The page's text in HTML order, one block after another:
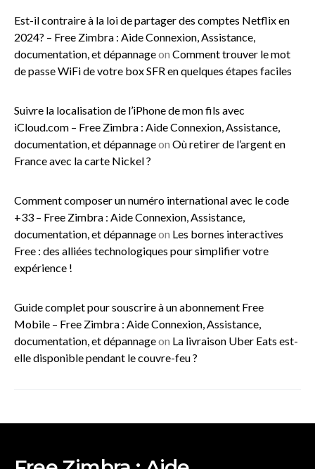
Est-il contraire à la loi de partager des comptes Netflix en
2024? – Free Zimbra : Aide Connexion, Assistance,
documentation, et dépannageon Comment trouver le mot
de passe WiFi de votre box SFR en quelques étapes faciles
Suivre la localisation de l’iPhone de mon fils avec
iCloud.com – Free Zimbra : Aide Connexion, Assistance,
documentation, et dépannageon Où retirer de l’argent en
France avec la carte Nickel ?
Comment composer un numéro international avec le code
+33 – Free Zimbra : Aide Connexion, Assistance,
documentation, et dépannageon Les bornes interactives
Free : des alliées technologiques pour simplifier votre
expérience !
Guide complet pour souscrire à un abonnement Free
Mobile – Free Zimbra : Aide Connexion, Assistance,
documentation, et dépannageon La livraison Uber Eats est-
elle disponible pendant le couvre-feu ?